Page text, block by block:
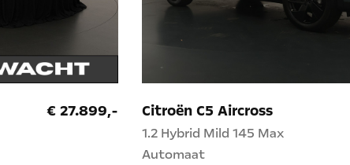
€ 27.899,- Citroën C5 Aircross
1.2 Hybrid Mild 145 Max
Automaat